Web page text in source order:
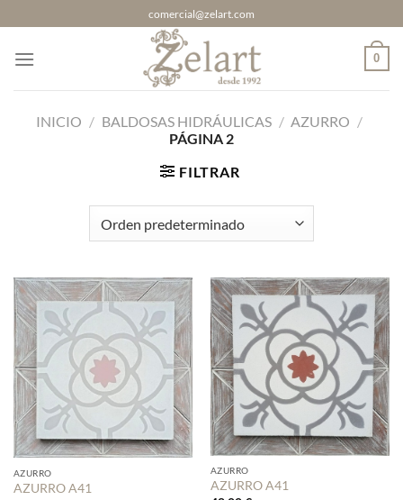
al
contenido
comercial@zelart.com
0
INICIO / BALDOSAS HIDRÁULICAS / AZURRO /
PÁGINA 2
FILTRAR
AZURRO
AZURRO A41
AZURRO
AZURRO A41